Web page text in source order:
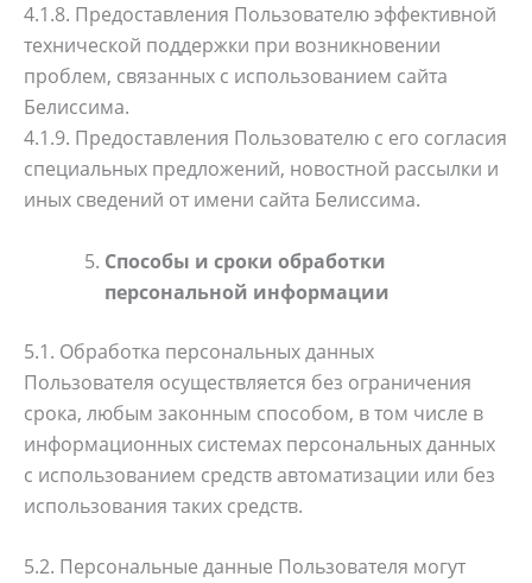
4.1.8. Предоставления Пользователю эффективной
технической поддержки при возникновении
проблем, связанных с использованием сайта
Белиссима.
4.1.9. Предоставления Пользователю с его согласия
специальных предложений, новостной рассылки и
иных сведений от имени сайта Белиссима.
Способы и сроки обработки
персональной информации
5.1. Обработка персональных данных
Пользователя осуществляется без ограничения
срока, любым законным способом, в том числе в
информационных системах персональных данных
с использованием средств автоматизации или без
использования таких средств.
5.2. Персональные данные Пользователя могут